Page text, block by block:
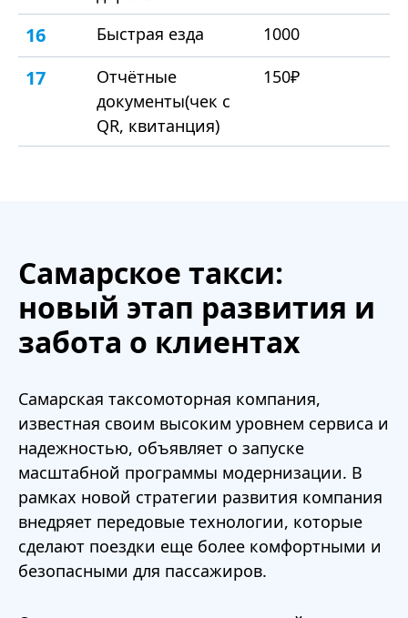
16 Быстрая езда 1000
17
Отчётные
документы(чек с
QR, квитанция)
150₽
Самарское такси:
новый этап развития и
забота о клиентах
Самарская таксомоторная компания,
известная своим высоким уровнем сервиса и
надежностью, объявляет о запуске
масштабной программы модернизации. В
рамках новой стратегии развития компания
внедряет передовые технологии, которые
сделают поездки еще более комфортными и
безопасными для пассажиров.